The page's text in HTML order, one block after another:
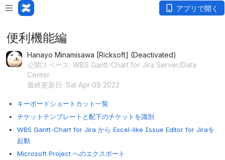
アプリで開く
便利機能編
Hanayo Minamisawa [Ricksoft] (Deactivated)
公開スペース: WBS Gantt-Chart for Jira Server/Data
Center
最終更新日: Sat Apr 09 2022
キーボードショートカット一覧
チケットテンプレートと配下のチケットを識別
WBS Gantt-Chart for Jira から Excel-like Issue Editor for Jiraを
起動
Microsoft Project へのエクスポート